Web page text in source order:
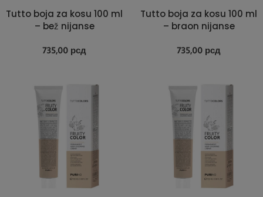
Tutto boja za kosu 100 ml
– bež nijanse
735,00 рсд
Tutto boja za kosu 100 ml
– braon nijanse
735,00 рсд